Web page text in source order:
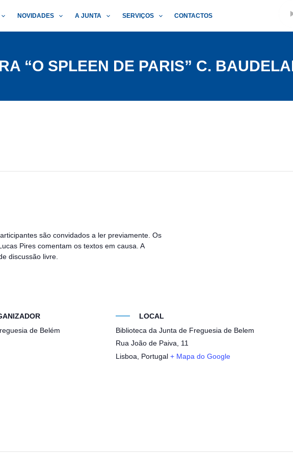
NOVIDADES A JUNTA SERVIÇOS CONTACTOS
“O SPLEEN DE PARIS” C.
são convidados a ler previamente. Os
Pires comentam os textos em causa. A
discussão livre.
de Belém
LOCAL
Biblioteca da Junta de Freguesia de Belem
Rua João de Paiva, 11
Lisboa
Portugal + Mapa do Google